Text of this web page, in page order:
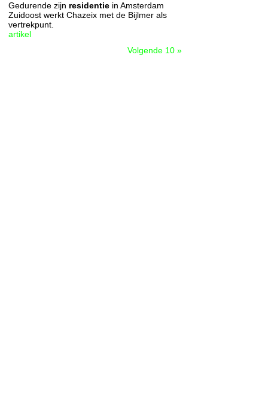
Gedurende zijn residentie in Amsterdam
Zuidoost werkt Chazeix met de Bijlmer als
vertrekpunt.
artikel
Volgende 10 »